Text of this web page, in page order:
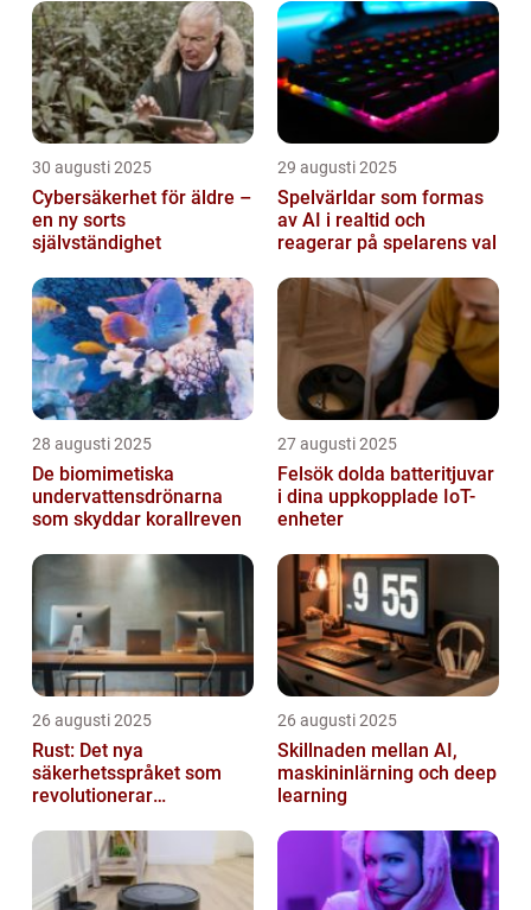
30 augusti 2025
Cybersäkerhet för äldre –
en ny sorts
självständighet
29 augusti 2025
Spelvärldar som formas
av AI i realtid och
reagerar på spelarens val
28 augusti 2025
De biomimetiska
undervattensdrönarna
som skyddar korallreven
27 augusti 2025
Felsök dolda batteritjuvar
i dina uppkopplade IoT-
enheter
26 augusti 2025
Rust: Det nya
säkerhetsspråket som
revolutionerar
26 augusti 2025
Skillnaden mellan AI,
maskininlärning och deep
learning